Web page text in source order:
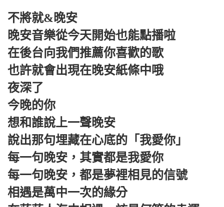
不將就&晚安
晚安音樂從今天開始也能點播啦
在後台向我們推薦你喜歡的歌
也許就會出現在晚安紙條中哦
夜深了
今晚的你
想和誰說上一聲晚安
說出那句埋藏在心底的「我愛你」
每一句晚安，其實都是我愛你
每一句晚安，都是夢裡相見的信號
相遇是萬中一次的緣分